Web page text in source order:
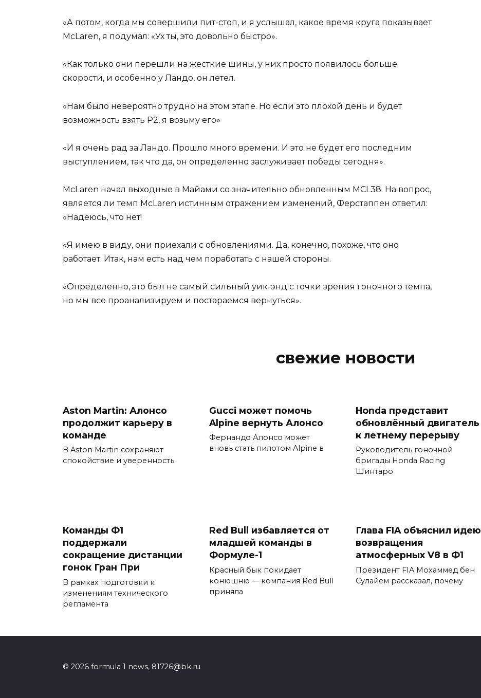
«А потом, когда мы совершили пит-стоп, и я услышал, какое время круга показывает
McLaren, я подумал: «Ух ты, это довольно быстро».
«Как только они перешли на жесткие шины, у них просто появилось больше
скорости, и особенно у Ландо, он летел.
«Нам было невероятно трудно на этом этапе. Но если это плохой день и будет
возможность взять P2, я возьму его»
«И я очень рад за Ландо. Прошло много времени. И это не будет его последним
выступлением, так что да, он определенно заслуживает победы сегодня».
McLaren начал выходные в Майами со значительно обновленным MCL38. На вопрос,
является ли темп McLaren истинным отражением изменений, Ферстаппен ответил:
«Надеюсь, что нет!
«Я имею в виду, они приехали с обновлениями. Да, конечно, похоже, что оно
работает. Итак, нам есть над чем поработать с нашей стороны.
«Определенно, это был не самый сильный уик-энд с точки зрения гоночного темпа,
но мы все проанализируем и постараемся вернуться».
свежие новости
Aston Martin: Алонсо
продолжит карьеру в
команде
В Aston Martin сохраняют
спокойствие и уверенность
Gucci может помочь
Alpine вернуть Алонсо
Фернандо Алонсо может
вновь стать пилотом Alpine в
Honda представит
обновлённый двигатель
к летнему перерыву
Руководитель гоночной
бригады Honda Racing
Шинтаро
Команды Ф1
поддержали
сокращение дистанции
гонок Гран При
В рамках подготовки к
изменениям технического
регламента
Red Bull избавляется от
младшей команды в
Формуле-1
Красный бык покидает
конюшню — компания Red Bull
приняла
Глава FIA объяснил идею
возвращения
атмосферных V8 в Ф1
Президент FIA Мохаммед бен
Сулайем рассказал, почему
© 2026 formula 1 news, 81726@bk.ru